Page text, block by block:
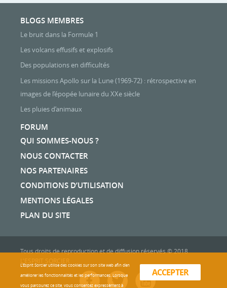
BLOGS MEMBRES
Le bruit dans la Formule 1
Les volcans effusifs et explosifs
Des populations en difficultés
Les missions Apollo sur la Lune (1969-72) : rétrospective en
images de l’épopée lunaire du XXe siècle
Les pluies d’animaux
FORUM
QUI SOMMES-NOUS ?
NOUS CONTACTER
NOS PARTENAIRES
CONDITIONS D’UTILISATION
MENTIONS LÉGALES
PLAN DU SITE
Tous droits de reproduction et de diffusion réservés © 2018
ACCEPTER
L'Esprit Sorcier utilise des cookies sur son site web afin d’en
améliorer les fonctionnalités et les performances. Lorsque
vous parcourez ce site, vous consentez expressément à